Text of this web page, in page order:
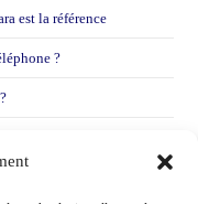
est la référence
?